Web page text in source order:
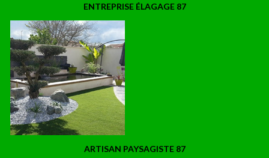
ENTREPRISE ÉLAGAGE 87
ARTISAN PAYSAGISTE 87